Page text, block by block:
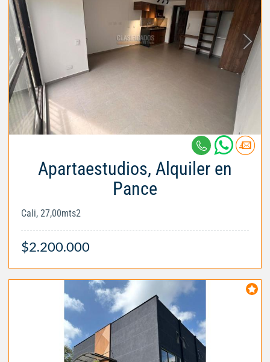
Apartaestudios, Alquiler en
Pance
Cali, 27,00mts2
$2.200.000